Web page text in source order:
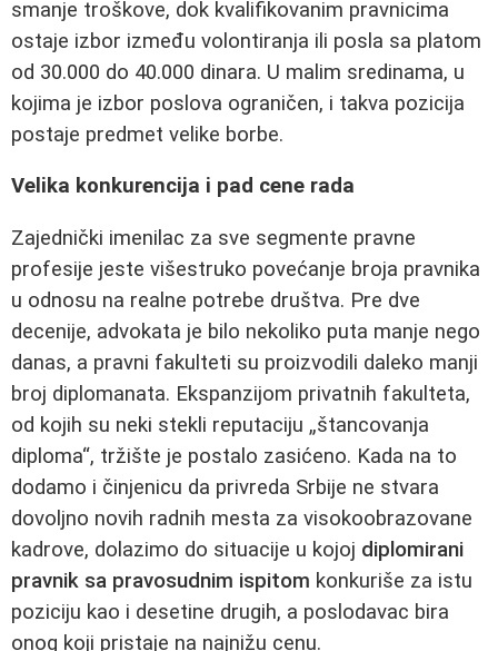
smanje troškove, dok kvalifikovanim pravnicima
ostaje izbor između volontiranja ili posla sa platom
od 30.000 do 40.000 dinara. U malim sredinama, u
kojima je izbor poslova ograničen, i takva pozicija
postaje predmet velike borbe.
Velika konkurencija i pad cene rada
Zajednički imenilac za sve segmente pravne
profesije jeste višestruko povećanje broja pravnika
u odnosu na realne potrebe društva. Pre dve
decenije, advokata je bilo nekoliko puta manje nego
danas, a pravni fakulteti su proizvodili daleko manji
broj diplomanata. Ekspanzijom privatnih fakulteta,
od kojih su neki stekli reputaciju „štancovanja
diploma“, tržište je postalo zasićeno. Kada na to
dodamo i činjenicu da privreda Srbije ne stvara
dovoljno novih radnih mesta za visokoobrazovane
kadrove, dolazimo do situacije u kojoj diplomirani
pravnik sa pravosudnim ispitom konkuriše za istu
poziciju kao i desetine drugih, a poslodavac bira
onog koji pristaje na najnižu cenu.